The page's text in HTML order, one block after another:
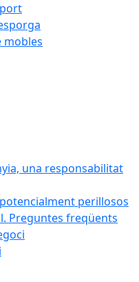
mobles
una responsabilitat
perillosos
Preguntes freqüents